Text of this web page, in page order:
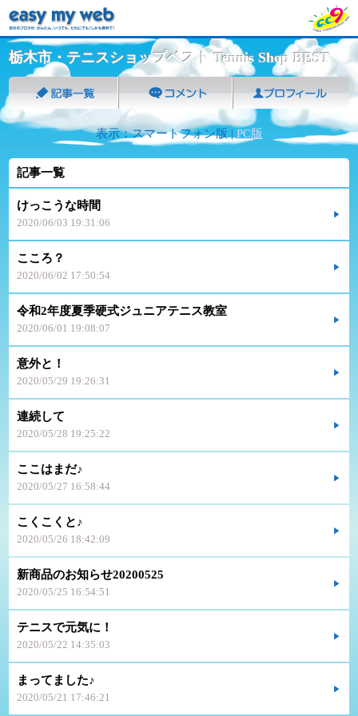
栃木市・テニスショップベスト Tennis Shop BEST
表示：スマートフォン版 | PC版
記事一覧
けっこうな時間
2020/06/03 19:31:06
こころ？
2020/06/02 17:50:54
令和2年度夏季硬式ジュニアテニス教室
2020/06/01 19:08:07
意外と！
2020/05/29 19:26:31
連続して
2020/05/28 19:25:22
ここはまだ♪
2020/05/27 16:58:44
こくこくと♪
2020/05/26 18:42:09
新商品のお知らせ20200525
2020/05/25 16:54:51
テニスで元気に！
2020/05/22 14:35:03
まってました♪
2020/05/21 17:46:21